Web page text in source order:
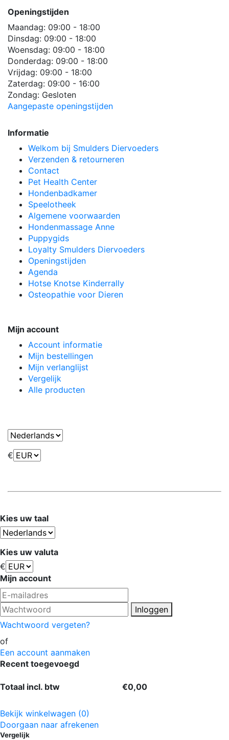
Openingstijden
Maandag: 09:00 - 18:00
Dinsdag: 09:00 - 18:00
Woensdag: 09:00 - 18:00
Donderdag: 09:00 - 18:00
Vrijdag: 09:00 - 18:00
Zaterdag: 09:00 - 16:00
Zondag: Gesloten
Aangepaste openingstijden
Informatie
Welkom bij Smulders Diervoeders
Verzenden & retourneren
Contact
Pet Health Center
Hondenbadkamer
Speelotheek
Algemene voorwaarden
Hondenmassage Anne
Puppygids
Loyalty Smulders Diervoeders
Openingstijden
Agenda
Hotse Knotse Kinderrally
Osteopathie voor Dieren
Mijn account
Account informatie
Mijn bestellingen
Mijn verlanglijst
Vergelijk
Alle producten
€
Kies uw taal
Kies uw valuta
€
Mijn account
Inloggen
Wachtwoord vergeten?
of
Een account aanmaken
Recent toegevoegd
Totaal incl. btw €0,00
Bekijk winkelwagen (0)
Doorgaan naar afrekenen
Vergelijk